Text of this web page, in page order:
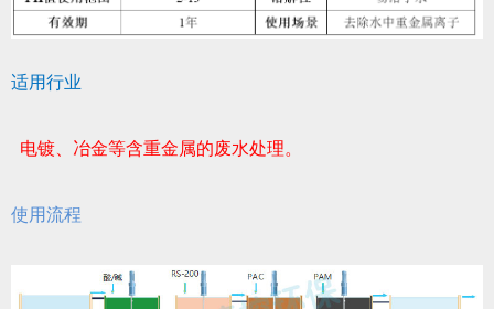
适用行业
电镀、冶金等含重金属的废水处理。
使用流程